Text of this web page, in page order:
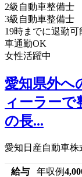
2級自動車整備士
3級自動車整備士
19時までに退勤可
車通勤OK
女性活躍中
愛知県外へ
ィーラーで
の長...
愛知日産自動車株
給与 年収例